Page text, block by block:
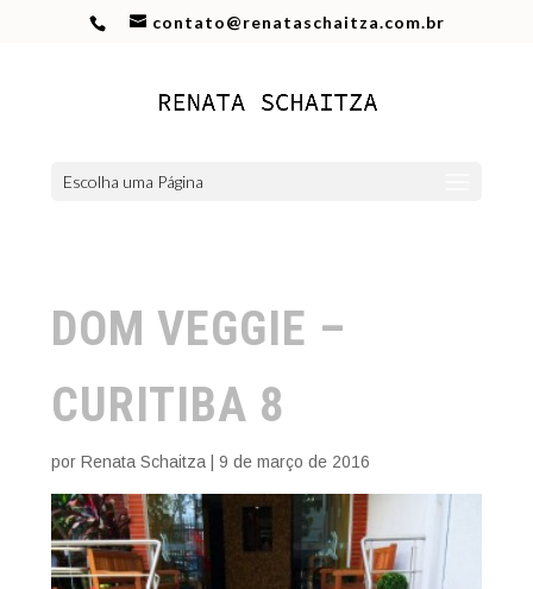
contato@renataschaitza.com.br
Escolha uma Página
DOM VEGGIE –
CURITIBA 8
por Renata Schaitza| 9 de março de 2016